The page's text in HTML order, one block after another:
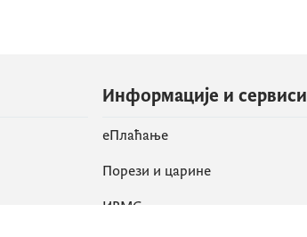
Информације и сервиси
eПлаћање
Порези и царине
ИРМС